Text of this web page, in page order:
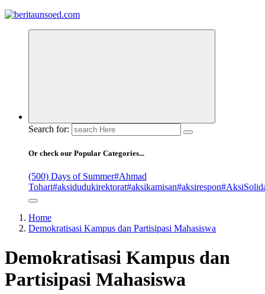
Pemandu Wawasan Almamater
Search for:
Or check our Popular Categories...
(500) Days of Summer#Ahmad
Tohari#aksidudukirektorat#aksikamisan#aksirespon
Home
Demokratisasi Kampus dan Partisipasi Mahasiswa
Demokratisasi Kampus dan
Partisipasi Mahasiswa